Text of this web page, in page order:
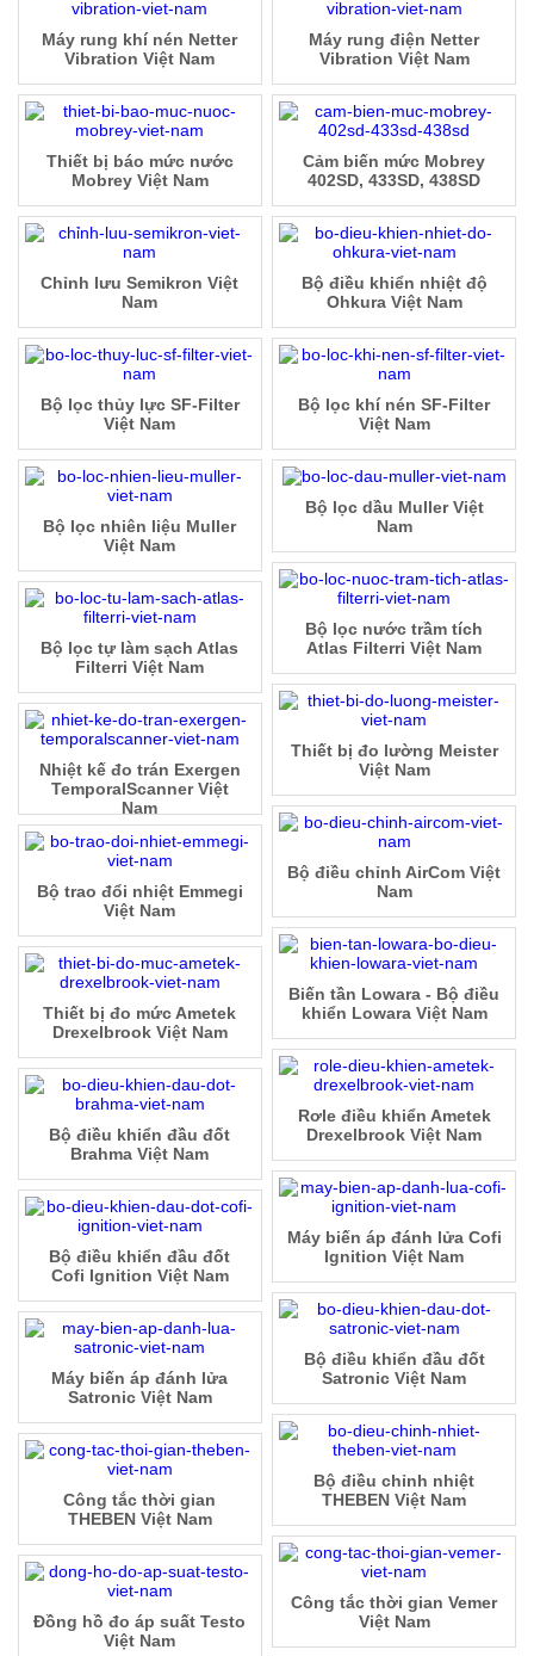
Máy rung điện Netter
Vibration Việt Nam
Máy rung khí nén Netter
Vibration Việt Nam
Cảm biến mức Mobrey
402SD, 433SD, 438SD
Thiết bị báo mức nước
Mobrey Việt Nam
Bộ điều khiển nhiệt độ
Ohkura Việt Nam
Chỉnh lưu Semikron Việt
Nam
Bộ lọc khí nén SF-Filter
Việt Nam
Bộ lọc thủy lực SF-Filter
Việt Nam
Bộ lọc dầu Muller Việt
Nam
Bộ lọc nhiên liệu Muller
Việt Nam
Bộ lọc nước trầm tích
Atlas Filterri Việt Nam
Bộ lọc tự làm sạch Atlas
Filterri Việt Nam
Thiết bị đo lường Meister
Việt Nam
Nhiệt kế đo trán Exergen
TemporalScanner Việt
Nam
Bộ điều chỉnh AirCom Việt
Nam
Bộ trao đổi nhiệt Emmegi
Việt Nam
Biến tần Lowara - Bộ điều
khiển Lowara Việt Nam
Thiết bị đo mức Ametek
Drexelbrook Việt Nam
Rơle điều khiển Ametek
Drexelbrook Việt Nam
Bộ điều khiển đầu đốt
Brahma Việt Nam
Máy biến áp đánh lửa Cofi
Ignition Việt Nam
Bộ điều khiển đầu đốt
Cofi Ignition Việt Nam
Bộ điều khiển đầu đốt
Satronic Việt Nam
Máy biến áp đánh lửa
Satronic Việt Nam
Bộ điều chỉnh nhiệt
THEBEN Việt Nam
Công tắc thời gian
THEBEN Việt Nam
Công tắc thời gian Vemer
Việt Nam
Đồng hồ đo áp suất Testo
Việt Nam